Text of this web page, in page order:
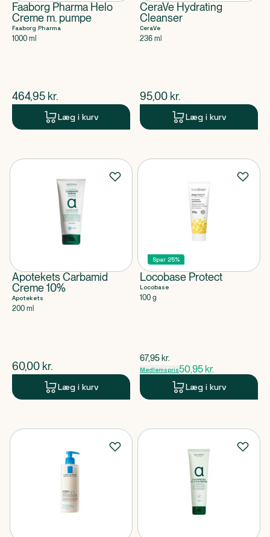
Faaborg Pharma Helo
Creme m. pumpe
Faaborg Pharma
1000 ml
$nuværende pris
464,95 kr.
Læg i kurv
CeraVe Hydrating
Cleanser
CeraVe
236 ml
$nuværende pris
95,00 kr.
Læg i kurv
Apotekets Carbamid
Creme 10%
Apotekets
200 ml
$nuværende pris
60,00 kr.
Læg i kurv
Spar 25%
Locobase Protect
Locobase
100 g
$gammel pris
67,95 kr.
Medlemspris50,95 kr.
Læg i kurv